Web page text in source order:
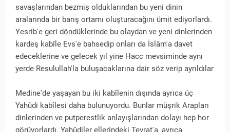
savaşlarından bezmiş olduklarından bu yeni dinin
aralarında bir barış ortamı oluşturacağını ümit ediyorlardı.
Yesrib'e geri döndüklerinde bu olaydan ve yeni dinlerinden
kardeş kabîle Evs'e bahsedip onları da İslâm'a davet
edeceklerine ve gelecek yıl yine Hacc mevsiminde aynı
yerde Resulullah'la buluşacaklarına dair söz verip ayrıldılar
Medine'de yaşayan bu iki kabîlenin dışında ayrıca üç
Yahûdi kabîlesi daha bulunuyordu. Bunlar müşrik Arapları
dinlerinden ve putperestlik anlayışlarından dolayı hep hor
görüyorlardı. Yahûdiler ellerindeki Tevrat'a, ayrıca